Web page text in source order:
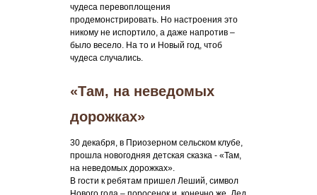
чудеса перевоплощения
продемонстрировать. Но настроения это
никому не испортило, а даже напротив –
было весело. На то и Новый год, чтоб
чудеса случались.
«Там, на неведомых
дорожках»
30 декабря, в Приозерном сельском клубе,
прошла новогодняя детская сказка - «Там,
на неведомых дорожках».
В гости к ребятам пришел Леший, символ